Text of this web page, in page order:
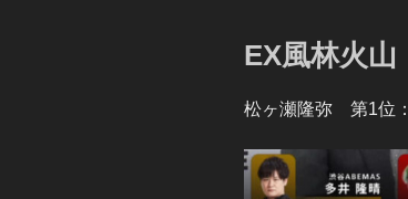
EX風林火山
松ヶ瀬隆弥 第1位